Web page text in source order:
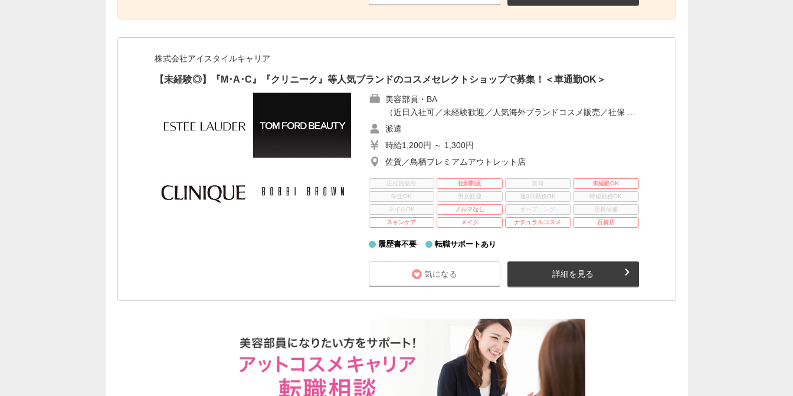
株式会社アイスタイルキャリア
【未経験◎】『M･A･C』『クリニーク』等人気ブランドのコスメセレクトショップで募集！＜車通勤OK＞
美容部員・BA
（近日入社可／未経験歓迎／人気海外ブランドコスメ販売／社保 …
派遣
時給1,200円 ～ 1,300円
佐賀／鳥栖プレミアムアウトレット店
正社員登用 社割制度 賞与
未経験OK
学生OK
男女歓迎 週3日勤務OK
時短勤務OK
ネイルOK
ノルマなし オープニング
店長候補
スキンケア
メイク ナチュラルコスメ 百貨店
履歴書不要 転職サポートあり
気になる 詳細を見る